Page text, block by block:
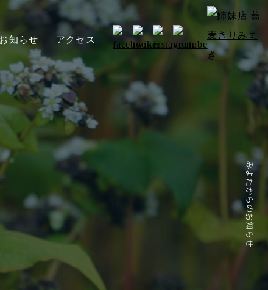
お知らせ アクセス
みよたからのお知らせ